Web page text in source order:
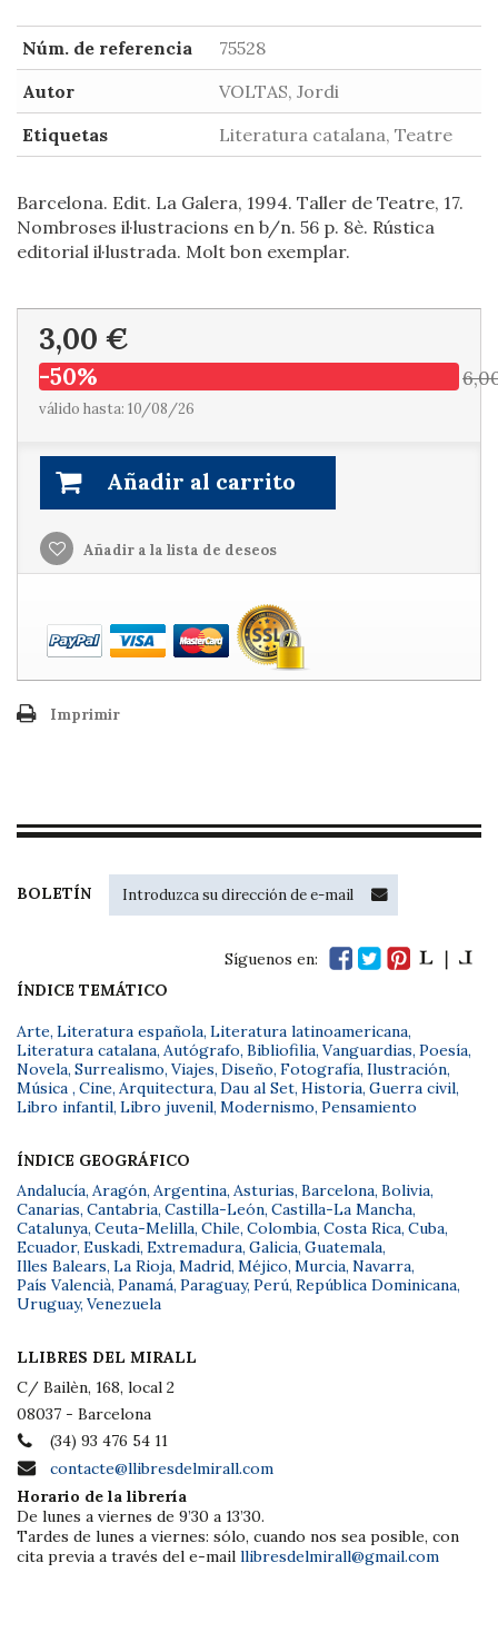
Núm. de referencia
75528
Autor
VOLTAS, Jordi
Etiquetas
Literatura catalana, Teatre
Barcelona. Edit. La Galera, 1994. Taller de Teatre, 17.
Nombroses il·lustracions en b/n. 56 p. 8è. Rústica
editorial il·lustrada. Molt bon exemplar.
3,00 €
-50%
válido hasta: 10/08/26
Añadir al carrito
Añadir a la lista de deseos
Imprimir
BOLETÍN
Síguenos en:
ÍNDICE TEMÁTICO
Arte, Literatura española, Literatura latinoamericana,
Literatura catalana, Autógrafo, Bibliofilia, Vanguardias, Poesía,
Novela, Surrealismo, Viajes, Diseño, Fotografía, Ilustración,
Música , Cine, Arquitectura, Dau al Set, Historia, Guerra civil,
Libro infantil, Libro juvenil, Modernismo, Pensamiento
ÍNDICE GEOGRÁFICO
Andalucía, Aragón, Argentina, Asturias, Barcelona, Bolivia,
Canarias, Cantabria, Castilla-León, Castilla-La Mancha,
Catalunya, Ceuta-Melilla, Chile, Colombia, Costa Rica, Cuba,
Ecuador, Euskadi, Extremadura, Galicia, Guatemala,
Illes Balears, La Rioja, Madrid, Méjico, Murcia, Navarra,
País Valencià, Panamá, Paraguay, Perú, República Dominicana,
Uruguay, Venezuela
LLIBRES DEL MIRALL
C/ Bailèn, 168, local 2
08037 - Barcelona
(34) 93 476 54 11
contacte@llibresdelmirall.com
Horario de la librería
De lunes a viernes de 9’30 a 13’30.
Tardes de lunes a viernes: sólo, cuando nos sea posible, con
cita previa a través del e-mail llibresdelmirall@gmail.com